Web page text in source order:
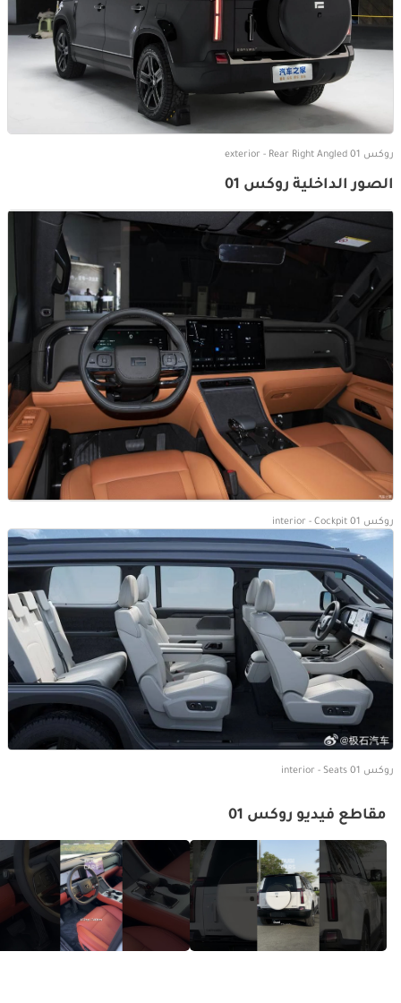
روكس 01 exterior - Rear Right Angled
الصور الداخلية روكس 01
روكس 01 interior - Cockpit
روكس 01 interior - Seats
مقاطع فيديو روكس 01